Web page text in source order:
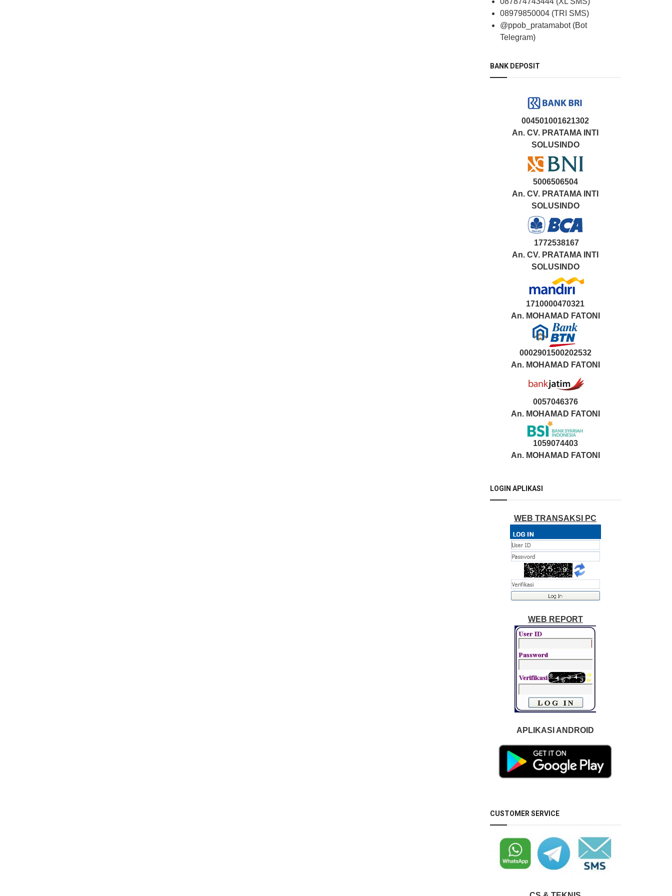
08979850004 (TRI SMS)
@ppob_pratamabot (Bot
Telegram)
BANK DEPOSIT
004501001621302
An. CV. PRATAMA INTI
SOLUSINDO
5006506504
An. CV. PRATAMA INTI
SOLUSINDO
1772538167
An. CV. PRATAMA INTI
SOLUSINDO
1710000470321
An. MOHAMAD FATONI
0002901500202532
An. MOHAMAD FATONI
0057046376
An. MOHAMAD FATONI
1059074403
An. MOHAMAD FATONI
LOGIN APLIKASI
WEB TRANSAKSI PC
WEB REPORT
APLIKASI ANDROID
CUSTOMER SERVICE